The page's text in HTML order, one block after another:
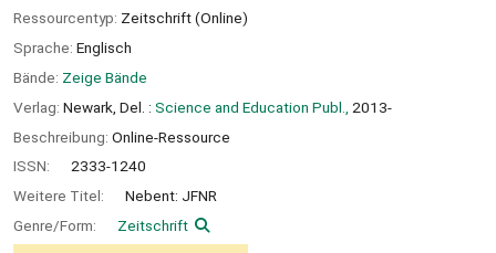
Ressourcentyp: Zeitschrift (Online)
Sprache: Englisch
Bände: Zeige Bände
Verlag: Newark, Del. : Science and Education Publ.,
2013-
Beschreibung: Online-Ressource
ISSN:
2333-1240
Weitere Titel:
Nebent: JFNR
Genre/Form:
Zeitschrift